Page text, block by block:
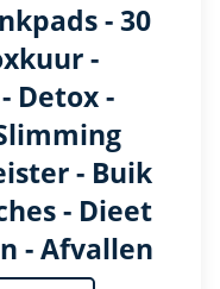
- 30
-
Detox -
- Buik
- Dieet
- Afvallen